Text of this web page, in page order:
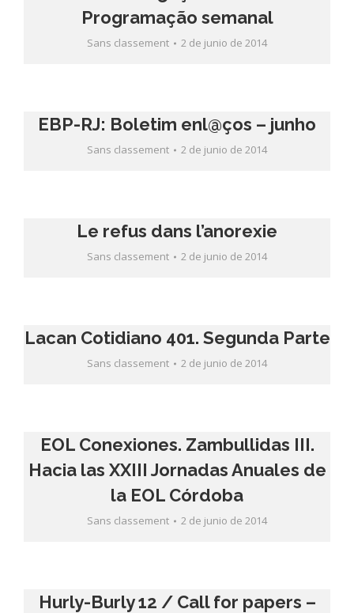
Programação semanal
Sans classement 2 de junio de 2014
EBP-RJ: Boletim enl@ços – junho
Sans classement 2 de junio de 2014
Le refus dans l’anorexie
Sans classement 2 de junio de 2014
Lacan Cotidiano 401. Segunda Parte
Sans classement 2 de junio de 2014
EOL Conexiones. Zambullidas III.
Hacia las XXIII Jornadas Anuales de
la EOL Córdoba
Sans classement 2 de junio de 2014
Hurly-Burly 12 / Call for papers –